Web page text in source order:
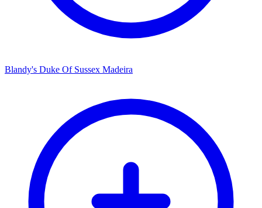
Blandy's Duke Of Sussex Madeira